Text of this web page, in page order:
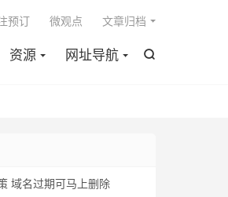

资源 网址导航
预订 微观点 文章归档
域名过期可马上删除